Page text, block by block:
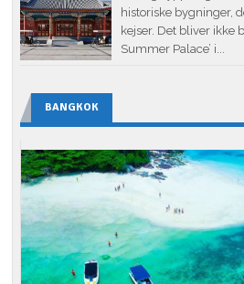
historiske bygninger,
kejser. Det bliver ikke
Summer Palace’ i...
BANGKOK